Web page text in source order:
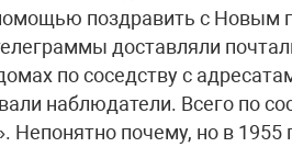
поздравить с Новым
доставляли
по соседству с
наблюдатели. Всего по
Непонятно почему, но в 1955